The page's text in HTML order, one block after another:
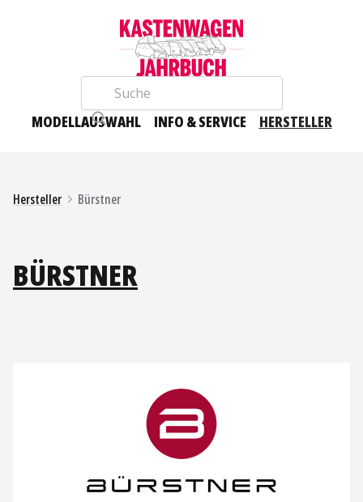
Suche
MODELLAUSWAHL INFO & SERVICE HERSTELLER
Hersteller Bürstner
BÜRSTNER